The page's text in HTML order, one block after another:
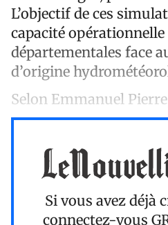
L’objectif de ces
capacité opérationnelle
départementales face
d’origine
Selon Emmanuel
Si vous avez déjà
connectez-vous